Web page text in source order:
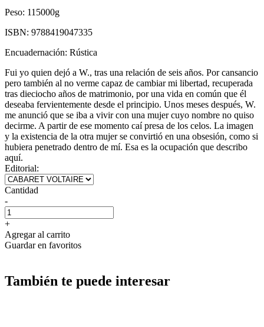
Peso: 115000g
ISBN: 9788419047335
Encuadernación: Rústica
Fui yo quien dejó a W., tras una relación de seis años. Por cansancio
pero también al no verme capaz de cambiar mi libertad, recuperada
tras dieciocho años de matrimonio, por una vida en común que él
deseaba fervientemente desde el principio. Unos meses después, W.
me anunció que se iba a vivir con una mujer cuyo nombre no quiso
decirme. A partir de ese momento caí presa de los celos. La imagen
y la existencia de la otra mujer se convirtió en una obsesión, como si
hubiera penetrado dentro de mí. Esa es la ocupación que describo
aquí.
Editorial:
Cantidad
-
+
Agregar al carrito
Guardar en favoritos
También te puede interesar